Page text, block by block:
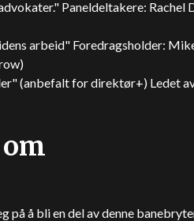
Paneldeltakere: Rachel
arbeid" Foredragsholder:
(anbefalt for direktør+) Ledet
på å bli en del av denne